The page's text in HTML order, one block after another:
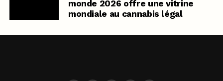
monde 2026 offre une vitrine
mondiale au cannabis légal